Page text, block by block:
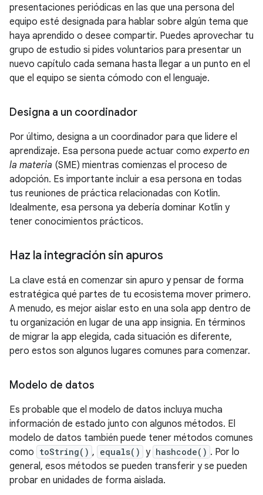
presentaciones periódicas en las que una persona del
equipo esté designada para hablar sobre algún tema que
haya aprendido o desee compartir. Puedes aprovechar tu
grupo de estudio si pides voluntarios para presentar un
nuevo capítulo cada semana hasta llegar a un punto en el
que el equipo se sienta cómodo con el lenguaje.
Designa a un coordinador
Por último, designa a un coordinador para que lidere el
aprendizaje. Esa persona puede actuar como experto en
la materia (SME) mientras comienzas el proceso de
adopción. Es importante incluir a esa persona en todas
tus reuniones de práctica relacionadas con Kotlin.
Idealmente, esa persona ya debería dominar Kotlin y
tener conocimientos prácticos.
Haz la integración sin apuros
La clave está en comenzar sin apuro y pensar de forma
estratégica qué partes de tu ecosistema mover primero.
A menudo, es mejor aislar esto en una sola app dentro de
tu organización en lugar de una app insignia. En términos
de migrar la app elegida, cada situación es diferente,
pero estos son algunos lugares comunes para comenzar.
Modelo de datos
Es probable que el modelo de datos incluya mucha
información de estado junto con algunos métodos. El
modelo de datos también puede tener métodos comunes
como toString() , equals() y hashcode() . Por lo
general, esos métodos se pueden transferir y se pueden
probar en unidades de forma aislada.